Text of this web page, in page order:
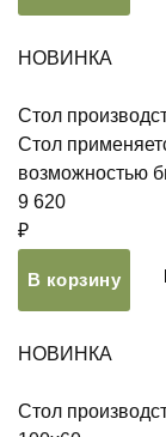
НОВИНКА
Стол
Стол
возможностью
9 620
₽
В корзину
НОВИНКА
Стол